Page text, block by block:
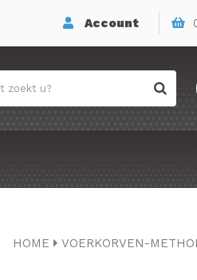
Account
HOME VOERKORVEN-